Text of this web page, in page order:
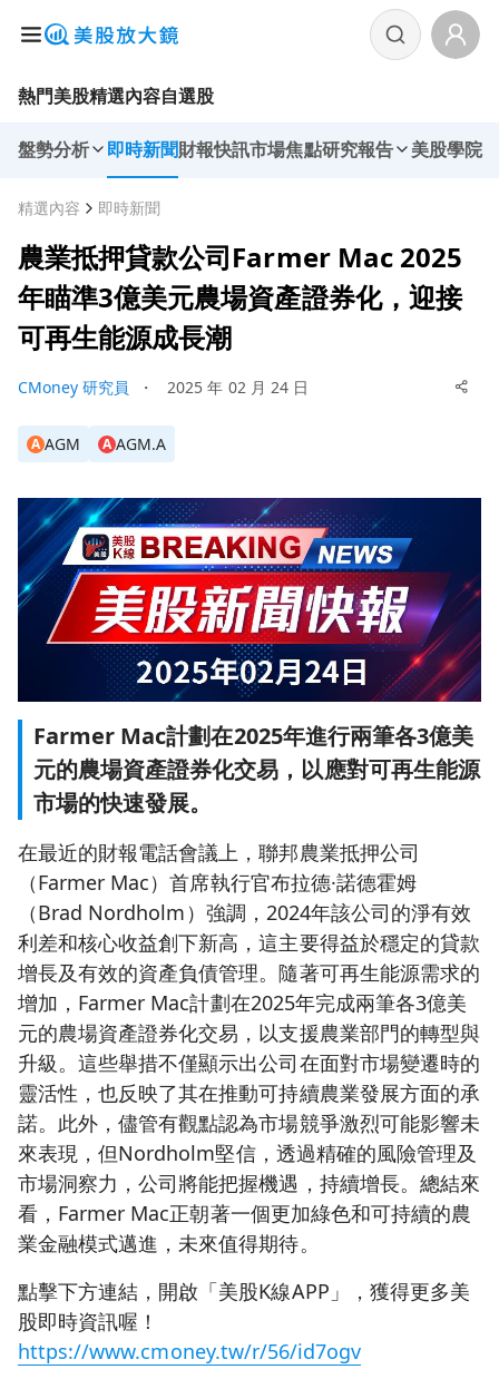
熱門美股精選內容自選股
盤勢分析 即時新聞財報快訊市場焦點研究報告 美股學院
精選內容 即時新聞
農業抵押貸款公司Farmer Mac 2025
年瞄準3億美元農場資產證券化，迎接
可再生能源成長潮
CMoney 研究員 ・ 2025 年 02 月 24 日
A AGM A AGM.A
Farmer Mac計劃在2025年進行兩筆各3億美
元的農場資產證券化交易，以應對可再生能源
市場的快速發展。
在最近的財報電話會議上，聯邦農業抵押公司
（Farmer Mac）首席執行官布拉德·諾德霍姆
（Brad Nordholm）強調，2024年該公司的淨有效
利差和核心收益創下新高，這主要得益於穩定的貸款
增長及有效的資產負債管理。隨著可再生能源需求的
增加，Farmer Mac計劃在2025年完成兩筆各3億美
元的農場資產證券化交易，以支援農業部門的轉型與
升級。這些舉措不僅顯示出公司在面對市場變遷時的
靈活性，也反映了其在推動可持續農業發展方面的承
諾。此外，儘管有觀點認為市場競爭激烈可能影響未
來表現，但Nordholm堅信，透過精確的風險管理及
市場洞察力，公司將能把握機遇，持續增長。總結來
看，Farmer Mac正朝著一個更加綠色和可持續的農
業金融模式邁進，未來值得期待。
點擊下方連結，開啟「美股K線APP」，獲得更多美
股即時資訊喔！
https://www.cmoney.tw/r/56/id7ogv